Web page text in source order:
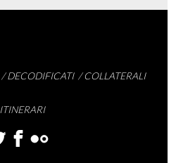
DECODIFICATI COLLATERALI
ITINERARI